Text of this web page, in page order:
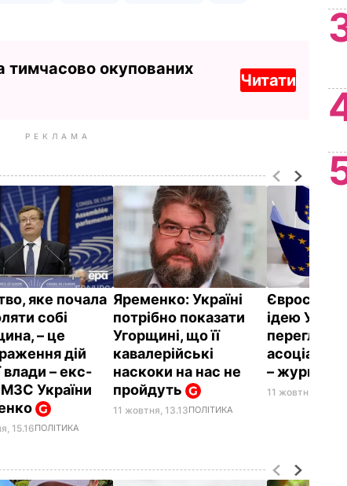
тимчасово окупованих
Читати
РЕКЛАМА
яке почала
собі
– це
дій
влади – екс-
МЗС України
15.16ПОЛІТИКА
Яременко: Україні
потрібно показати
Угорщині, що її
кавалерійські
наскоки на нас не
пройдуть
11 жовтня, 13.13ПОЛІТИКА
Євросоюз
ідею
перегляд
асоціацію
– журналіст
11 жовтня, 10.46